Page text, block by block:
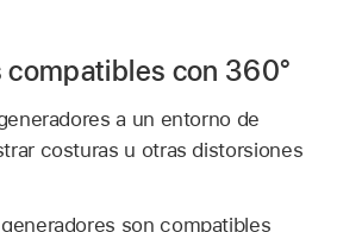
compatibles con 360°
a un entorno de
costuras u otras distorsiones
son compatibles